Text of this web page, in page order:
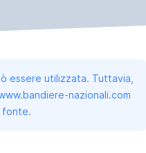
essere utilizzata. Tuttavia,
nazionali.com
fonte.